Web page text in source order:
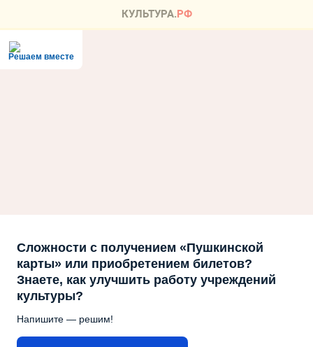
Решаем вместе
Сложности с получением «Пушкинской
карты» или приобретением билетов?
Знаете, как улучшить работу учреждений
культуры?
Напишите — решим!